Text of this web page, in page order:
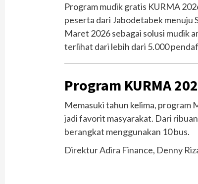
Program mudik gratis KURMA
peserta dari Jabodetabek menuju
Maret 2026 sebagai solusi mudik
terlihat dari lebih dari 5.000
Program KURMA
Memasuki tahun kelima, program
jadi favorit masyarakat. Dari
berangkat menggunakan 10 bus.
Direktur Adira Finance, Denny